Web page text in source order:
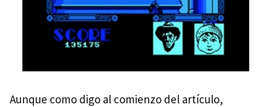
Aunque como digo al comienzo del artículo,